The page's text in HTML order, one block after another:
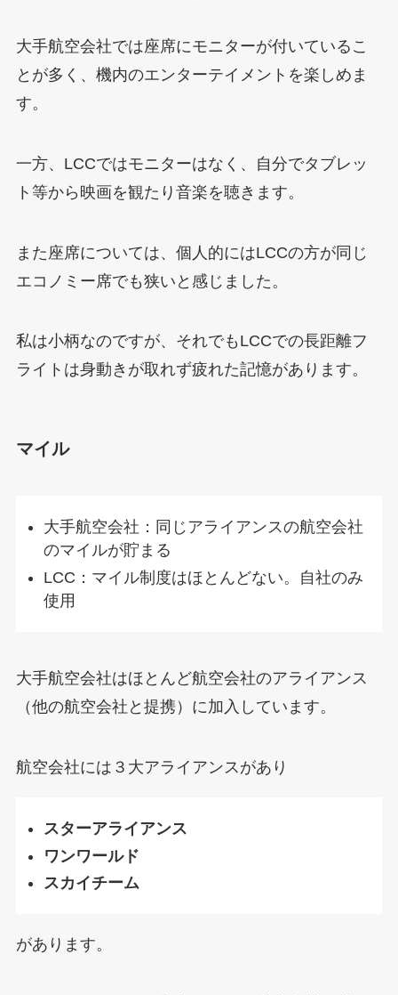
大手航空会社では座席にモニターが付いているこ
とが多く、機内のエンターテイメントを楽しめま
す。
一方、LCCではモニターはなく、自分でタブレッ
ト等から映画を観たり音楽を聴きます。
また座席については、個人的にはLCCの方が同じ
エコノミー席でも狭いと感じました。
私は小柄なのですが、それでもLCCでの長距離フ
ライトは身動きが取れず疲れた記憶があります。
マイル
大手航空会社：同じアライアンスの航空会社
のマイルが貯まる
LCC：マイル制度はほとんどない。自社のみ
使用
大手航空会社はほとんど航空会社のアライアンス
（他の航空会社と提携）に加入しています。
航空会社には３大アライアンスがあり
スターアライアンス
ワンワールド
スカイチーム
があります。